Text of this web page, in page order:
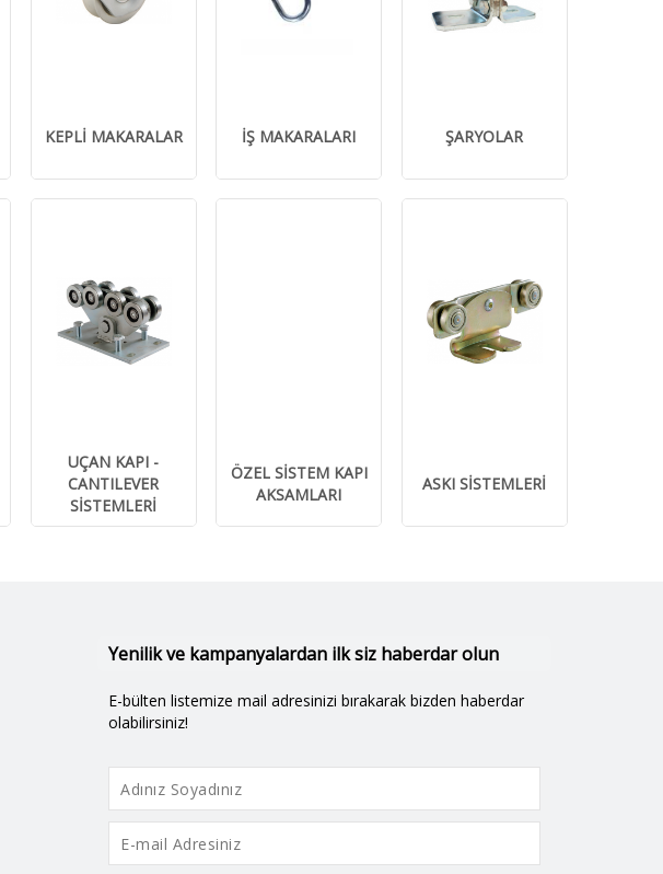
KEPLİ MAKARALAR İŞ MAKARALARI ŞARYOLAR
UÇAN KAPI -
CANTILEVER
SİSTEMLERİ
ÖZEL SİSTEM KAPI
AKSAMLARI
ASKI SİSTEMLERİ
Yenilik ve kampanyalardan ilk siz haberdar olun
E-bülten listemize mail adresinizi bırakarak bizden haberdar
olabilirsiniz!